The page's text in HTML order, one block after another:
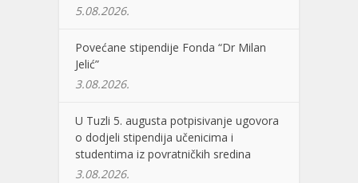
5.08.2026.
Povećane stipendije Fonda “Dr Milan
Jelić”
3.08.2026.
U Tuzli 5. augusta potpisivanje ugovora
o dodjeli stipendija učenicima i
studentima iz povratničkih sredina
3.08.2026.